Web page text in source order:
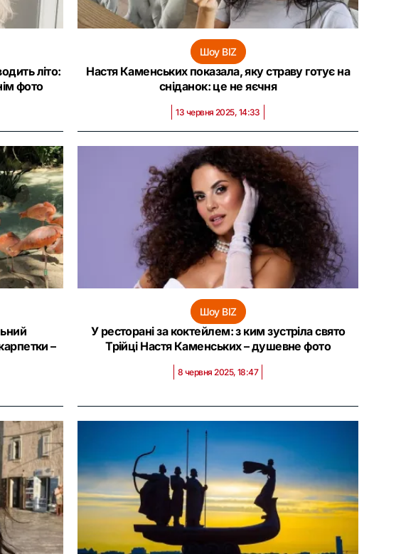
літо:
фото
Шоу BIZ
Настя Каменських показала, яку страву готує на
сніданок: це не яєчня
13 червня 2025, 14:33
–
Шоу BIZ
У ресторані за коктейлем: з ким зустріла свято
Трійці Настя Каменських – душевне фото
8 червня 2025, 18:47